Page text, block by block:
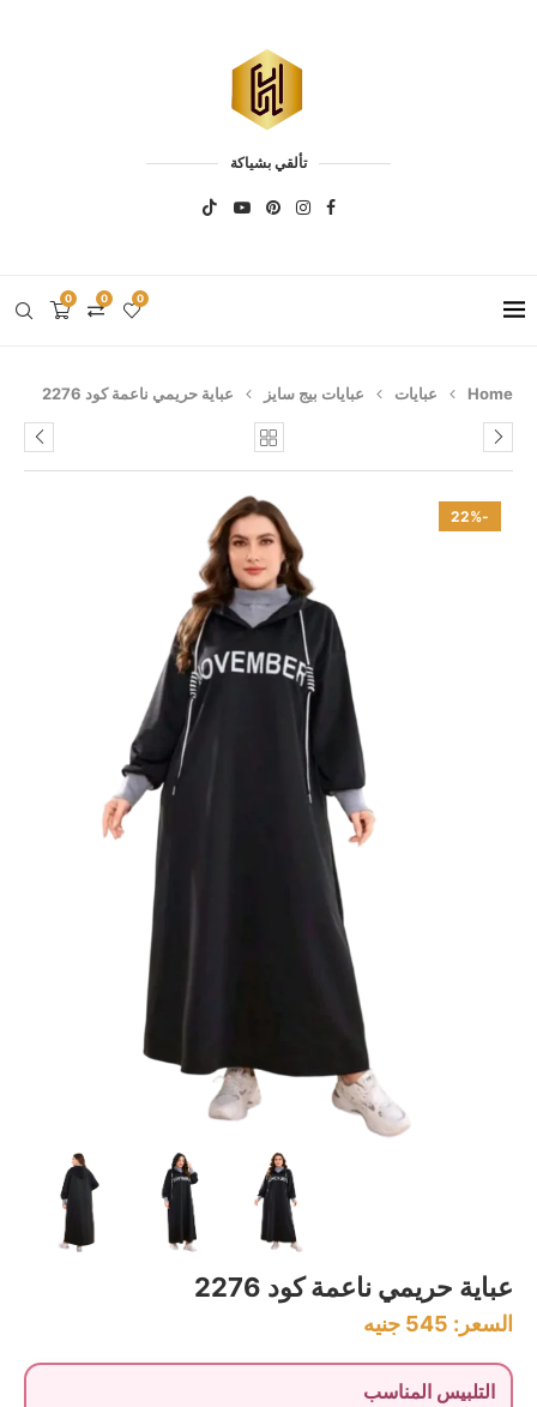
تألقي بشياكة
0 0 0
Home عبايات عبايات بيج سايز عباية حريمي ناعمة كود 2276
-22%
عباية حريمي ناعمة كود 2276
السعر: 545 جنيه
التلبيس المناسب